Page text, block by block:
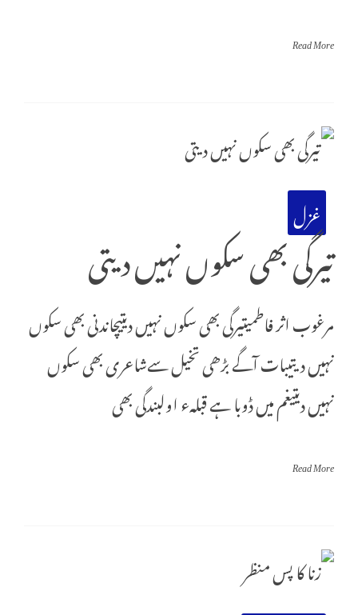
Read More
غزل
تیرگی بھی سکوں نہیں دیتی
مرغوب اثر فاطمیتیرگی بھی سکوں نہیں دیتیچاندنی بھی سکوں
نہیں دیتیبات آگے بڑھی تخیل سےشاعری بھی سکوں
نہیں دیتیغم میں ڈوبا ہے قبلہء اولبندگی بھی
Read More